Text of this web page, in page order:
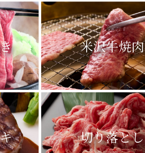
米沢牛焼肉
切り落とし